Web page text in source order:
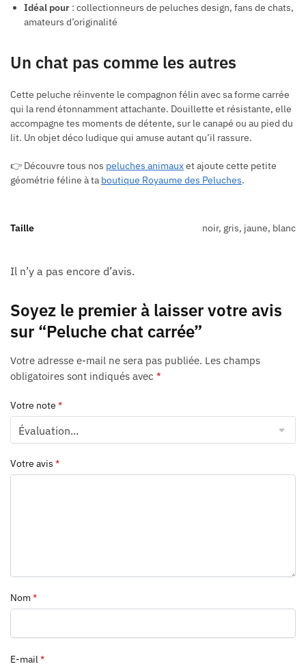
Idéal pour : collectionneurs de peluches design, fans de chats,
amateurs d’originalité
Un chat pas comme les autres
Cette peluche réinvente le compagnon félin avec sa forme carrée
qui la rend étonnamment attachante. Douillette et résistante, elle
accompagne tes moments de détente, sur le canapé ou au pied du
lit. Un objet déco ludique qui amuse autant qu’il rassure.
👉 Découvre tous nos peluches animauxet ajoute cette petite
géométrie féline à ta boutique Royaume des Peluches.
Taille noir, gris, jaune, blanc
Il n’y a pas encore d’avis.
Soyez le premier à laisser votre avis
sur “Peluche chat carrée”
Votre adresse e-mail ne sera pas publiée. Les champs
obligatoires sont indiqués avec *
Votre note *
Votre avis *
Nom*
E-mail*